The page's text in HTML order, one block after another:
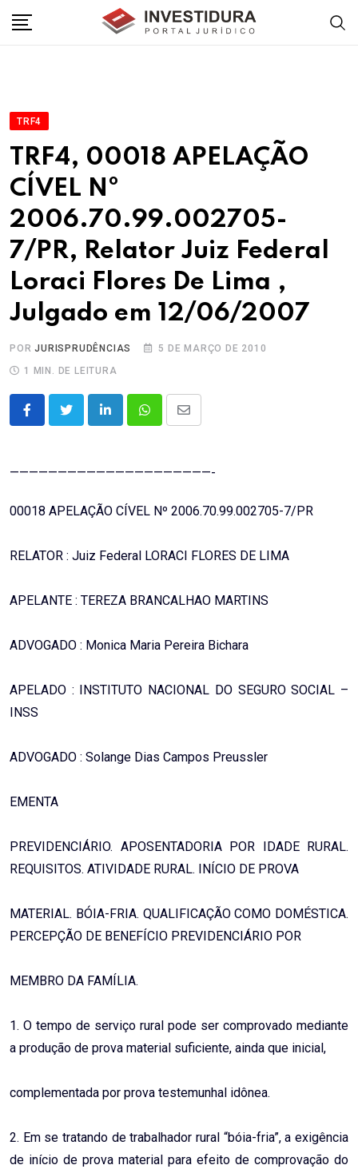
TRF4
TRF4, 00018 APELAÇÃO
CÍVEL Nº
2006.70.99.002705-
7/PR, Relator Juiz Federal
Loraci Flores De Lima ,
Julgado em 12/06/2007
PORJURISPRUDÊNCIAS
5 DE MARÇO DE 2010
1 MIN. DE LEITURA
LinkedInWhatsappShare
—————————————————————-
00018 APELAÇÃO CÍVEL Nº 2006.70.99.002705-7/PR
RELATOR : Juiz Federal LORACI FLORES DE LIMA
APELANTE : TEREZA BRANCALHAO MARTINS
ADVOGADO : Monica Maria Pereira Bichara
APELADO : INSTITUTO NACIONAL DO SEGURO SOCIAL –
INSS
ADVOGADO : Solange Dias Campos Preussler
EMENTA
PREVIDENCIÁRIO. APOSENTADORIA POR IDADE RURAL.
REQUISITOS. ATIVIDADE RURAL. INÍCIO DE PROVA
MATERIAL. BÓIA-FRIA. QUALIFICAÇÃO COMO DOMÉSTICA.
PERCEPÇÃO DE BENEFÍCIO PREVIDENCIÁRIO POR
MEMBRO DA FAMÍLIA.
1. O tempo de serviço rural pode ser comprovado mediante
a produção de prova material suficiente, ainda que inicial,
complementada por prova testemunhal idônea.
2. Em se tratando de trabalhador rural “bóia-fria”, a exigência
de início de prova material para efeito de comprovação do